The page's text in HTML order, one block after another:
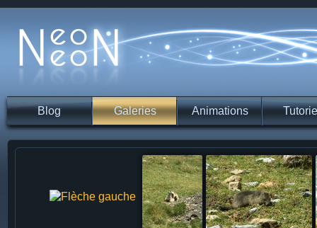
Blog Galeries Animations